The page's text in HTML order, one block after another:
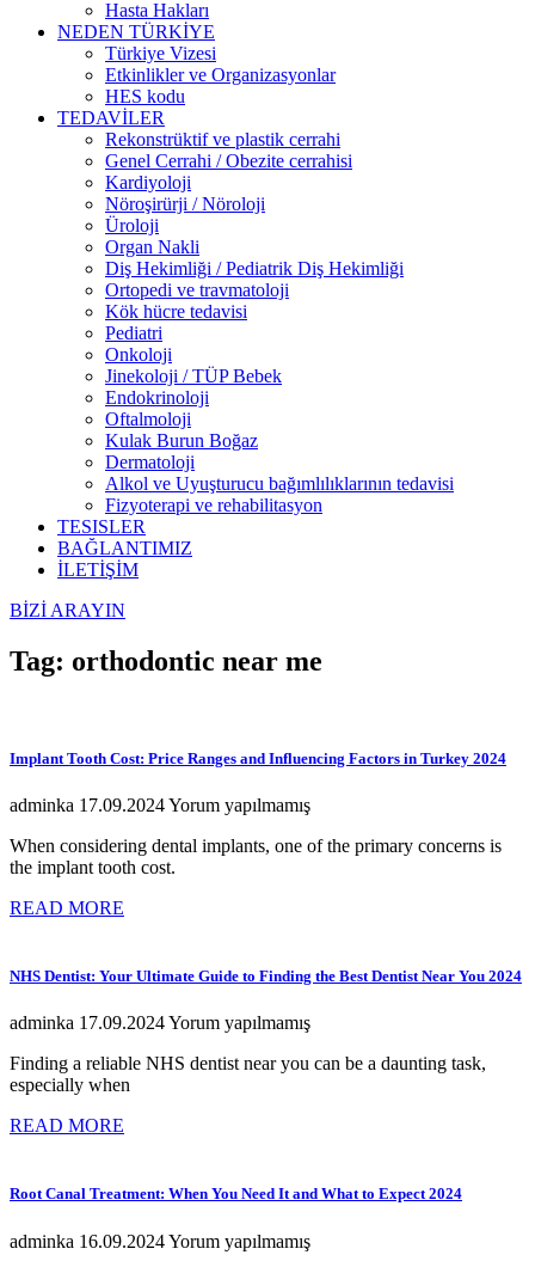
Hasta Hakları
NEDEN TÜRKİYE
Türkiye Vizesi
Etkinlikler ve Organizasyonlar
HES kodu
TEDAVİLER
Rekonstrüktif ve plastik cerrahi
Genel Cerrahi / Obezite cerrahisi
Kardiyoloji
Nöroşirürji / Nöroloji
Üroloji
Organ Nakli
Diş Hekimliği / Pediatrik Diş Hekimliği
Ortopedi ve travmatoloji
Kök hücre tedavisi
Pediatri
Onkoloji
Jinekoloji / TÜP Bebek
Endokrinoloji
Oftalmoloji
Kulak Burun Boğaz
Dermatoloji
Alkol ve Uyuşturucu bağımlılıklarının tedavisi
Fizyoterapi ve rehabilitasyon
TESISLER
BAĞLANTIMIZ
İLETİŞİM
BİZİ ARAYIN
Tag: orthodontic near me
Implant Tooth Cost: Price Ranges and Influencing Factors in Turkey 2024
adminka 17.09.2024Yorum yapılmamış
When considering dental implants, one of the primary concerns is
the implant tooth cost.
READ MORE
NHS Dentist: Your Ultimate Guide to Finding the Best Dentist Near You 2024
adminka 17.09.2024Yorum yapılmamış
Finding a reliable NHS dentist near you can be a daunting task,
especially when
READ MORE
Root Canal Treatment: When You Need It and What to Expect 2024
adminka 16.09.2024Yorum yapılmamış